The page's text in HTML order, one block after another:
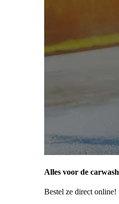
Alles voor de carwash
Bestel ze direct online!